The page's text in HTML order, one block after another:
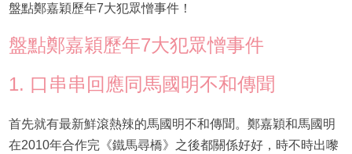
盤點鄭嘉穎歷年7大犯眾憎事件！
盤點鄭嘉穎歷年7大犯眾憎事件
1. 口串串回應同馬國明不和傳聞
首先就有最新鮮滾熱辣的馬國明不和傳聞。鄭嘉穎和馬國明
在2010年合作完《鐵馬尋橋》之後都關係好好，時不時出嚟